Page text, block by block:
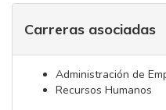
Carreras asociadas
Administración de
Recursos Humanos